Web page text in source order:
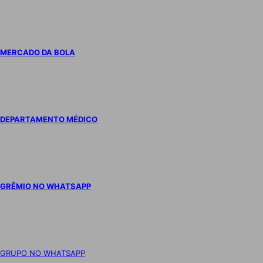
MERCADO DA BOLA
DEPARTAMENTO MÉDICO
GRÊMIO NO WHATSAPP
GRUPO NO WHATSAPP